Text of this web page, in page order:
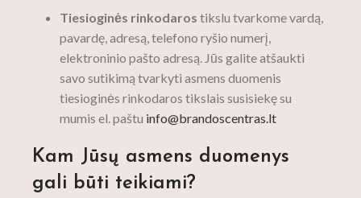
Tiesioginės rinkodaros tikslu tvarkome vardą,
pavardę, adresą, telefono ryšio numerį,
elektroninio pašto adresą. Jūs galite atšaukti
savo sutikimą tvarkyti asmens duomenis
tiesioginės rinkodaros tikslais susisiekę su
mumis el. paštu info@brandoscentras.lt
Kam Jūsų asmens duomenys
gali būti teikiami?